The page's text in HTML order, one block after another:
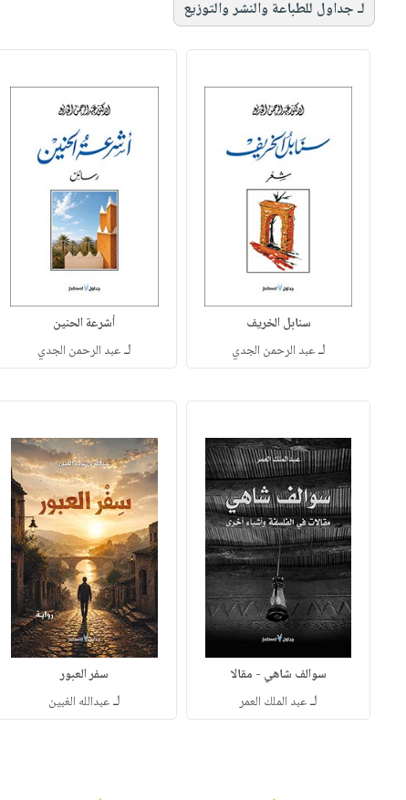
لـ جداول للطباعة والنشر والتوزيع
سنابل الخريف
لـعبد الرحمن الجدي
أشرعة الحنين
لـعبد الرحمن الجدي
سوالف شاهي - مقالا
لـعبد الملك العمر
سفر العبور
لـعبدالله الغبين